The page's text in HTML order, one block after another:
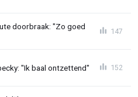
doorbraak: "Zo goed
147
"Ik baal ontzettend" 152